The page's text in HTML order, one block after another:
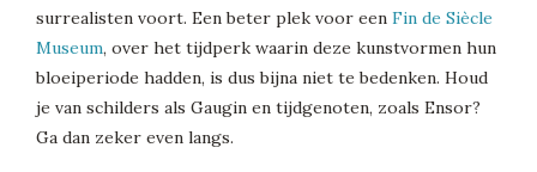
surrealisten voort. Een beter plek voor een Fin de Siècle
Museum, over het tijdperk waarin deze kunstvormen hun
bloeiperiode hadden, is dus bijna niet te bedenken. Houd
je van schilders als Gaugin en tijdgenoten, zoals Ensor?
Ga dan zeker even langs.